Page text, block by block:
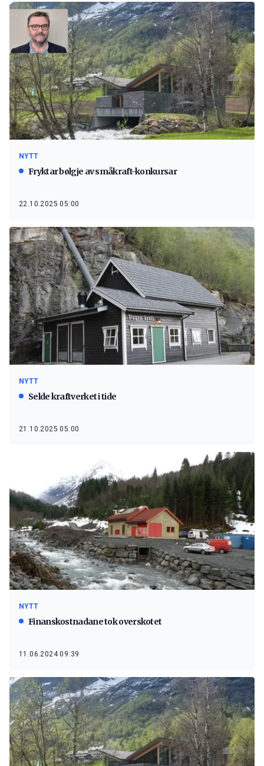
NYTT
Fryktar bølgje av småkraft-konkursar
22.10.2025 05:00
NYTT
Selde kraftverket i tide
21.10.2025 05:00
NYTT
Finanskostnadane tok overskotet
11.06.2024 09:39